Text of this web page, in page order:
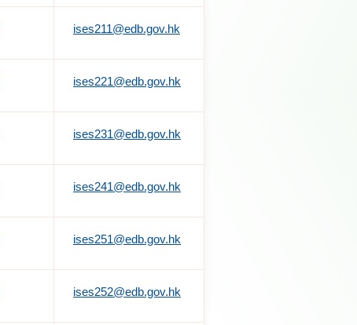
ises211@edb.gov.hk
ises221@edb.gov.hk
ises231@edb.gov.hk
ises241@edb.gov.hk
ises251@edb.gov.hk
ises252@edb.gov.hk